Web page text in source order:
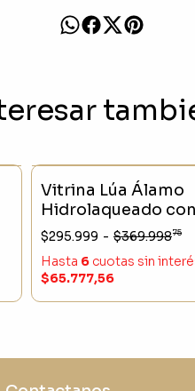
SIN STOCK
Vitrina Lúa Álamo
Hidrolaqueado
Naturales
$295.999 - $369.99875
Hasta 6 cuotas sin
$65.777,56